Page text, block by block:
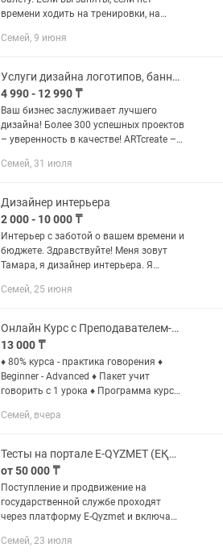
времени ходить на тренировки, на
тренировки по боди-балету. Вы
Семей, 9 июня
Услуги дизайна логотипов, баннеров, визиток, флаеров
4 990 - 12 990 ₸
Ваш бизнес заслуживает лучшего
дизайна! Более 300 успешных проектов
– уверенность в качестве! ARTcreate –
профессионального графического
Семей, 31 июля
Дизайнер интерьера
2 000 - 10 000 ₸
Интерьер с заботой о вашем времени и
бюджете. Здравствуйте! Меня зовут
Тамара, я дизайнер интерьера. Я
визуализации, а продуманные,
в...
Семей, 25 июня
Онлайн Курс с Преподавателем-Английский язык от 0 до уровня C1 advanced!
13 000 ₸
♦️ 80% курса - практика говорения ♦️
Beginner - Advanced ♦️ Пакет учит
говорить с 1 урока ♦️ Программа курса
грамматические правила и вся лексика
Семей, вчера
Тесты на портале E-QYZMET (ЕҚЫЗМЕТ) сопровождение на всех этапах
от 50 000 ₸
Поступление и продвижение на
государственной службе проходят
через платформу E-Qyzmet и включают
оценки. Мы работаем с каждым из этих
Семей, 23 июля